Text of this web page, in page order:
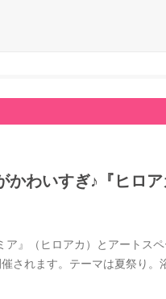
かわいすぎ♪『ヒロ
ア』（ヒロアカ）とアートス
されます。テーマは夏祭り